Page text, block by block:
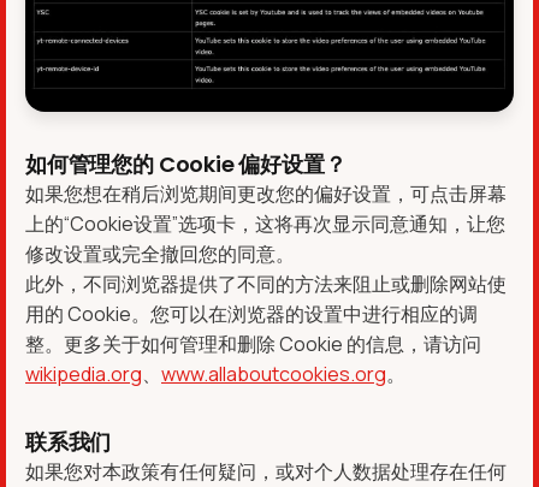
如何管理您的 Cookie 偏好设置？
如果您想在稍后浏览期间更改您的偏好设置，可点击屏幕
上的“Cookie设置”选项卡，这将再次显示同意通知，让您
修改设置或完全撤回您的同意。
此外，不同浏览器提供了不同的方法来阻止或删除网站使
用的 Cookie。您可以在浏览器的设置中进行相应的调
整。更多关于如何管理和删除 Cookie 的信息，请访问
wikipedia.org、 www.allaboutcookies.org。
联系我们
如果您对本政策有任何疑问，或对个人数据处理存在任何